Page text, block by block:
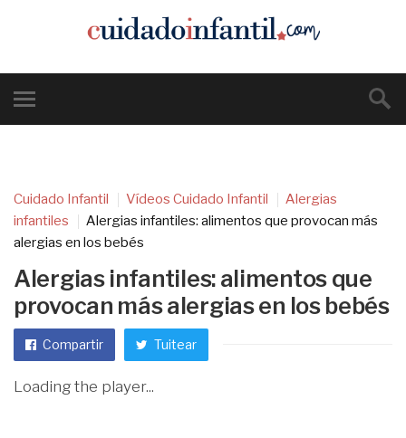
Cuidado Infantil Vídeos Cuidado Infantil
Alergias
infantiles
Alergias infantiles: alimentos que provocan más
alergias en los bebés
Alergias infantiles: alimentos que
provocan más alergias en los bebés
Compartir Tuitear
Loading the player...